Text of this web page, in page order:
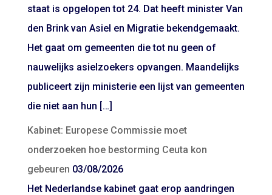
staat is opgelopen tot 24. Dat heeft minister Van
den Brink van Asiel en Migratie bekendgemaakt.
Het gaat om gemeenten die tot nu geen of
nauwelijks asielzoekers opvangen. Maandelijks
publiceert zijn ministerie een lijst van gemeenten
die niet aan hun […]
Kabinet: Europese Commissie moet
onderzoeken hoe bestorming Ceuta kon
gebeuren 03/08/2026
Het Nederlandse kabinet gaat erop aandringen